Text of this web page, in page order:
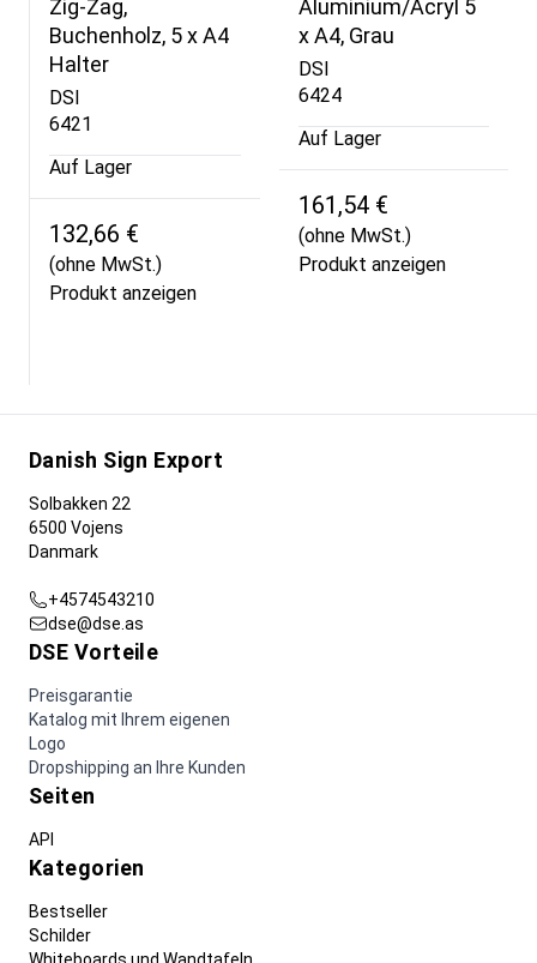
Zig-Zag,
Buchenholz, 5 x A4
Halter
DSI
6421
Auf Lager
132,66 €
(ohne MwSt.)
Produkt anzeigen
Aluminium/Acryl 5
x A4, Grau
DSI
6424
Auf Lager
161,54 €
(ohne MwSt.)
Produkt anzeigen
Danish Sign Export
Solbakken 22
6500 Vojens
Danmark
+4574543210
dse@dse.as
DSE Vorteile
Preisgarantie
Katalog mit Ihrem eigenen
Logo
Dropshipping an Ihre Kunden
Seiten
API
Kategorien
Bestseller
Schilder